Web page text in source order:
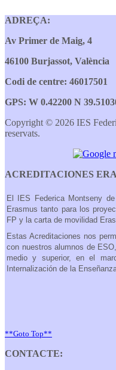
ADREÇA:
Av Primer de Maig, 4
46100 Burjassot, València
Codi de centre: 46017501
GPS: W 0.42200 N
Copyright © 2026 IES
reservats.
ACREDITACIONES
El IES Federica Montseny
Erasmus tanto para los
FP y la carta de movilidad
Estas Acreditaciones nos
con nuestros alumnos de
medio y superior, en el
Internalización de la
**Goto Top**
CONTACTE: